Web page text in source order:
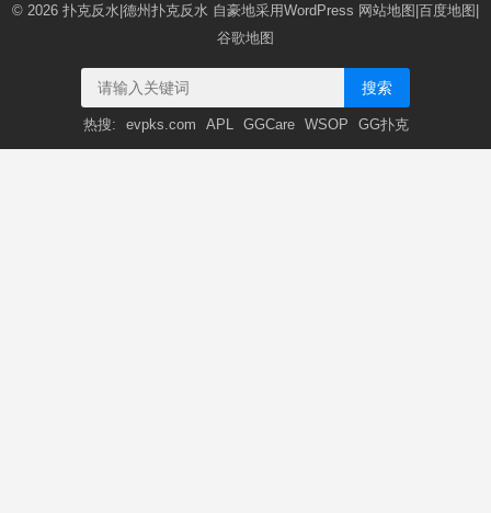
© 2026 扑克反水|德州扑克反水 自豪地采用WordPress 网站地图|百度地图|
谷歌地图
搜索
热搜: evpks.com APL GGCare WSOP GG扑克